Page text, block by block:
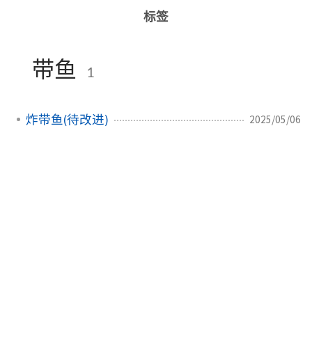
标签
带鱼 1
炸带鱼(待改进) 2025/05/06